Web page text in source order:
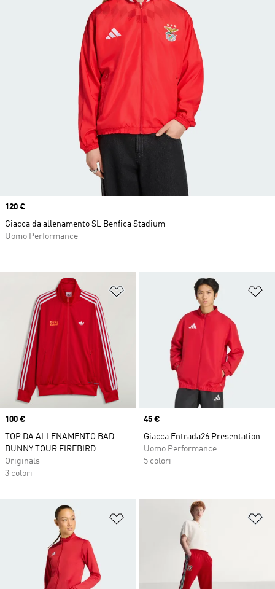
Aggiungi alla lista dei desideri
Price
100 €
TOP DA ALLENAMENTO BAD
BUNNY TOUR FIREBIRD
Originals
3 colori
Price
45 €
Giacca Entrada26 Presentation
Uomo Performance
5 colori
Aggiungi alla lista dei desideri
Price
120 €
Giacca da allenamento SL Benfica Stadium
Uomo Performance